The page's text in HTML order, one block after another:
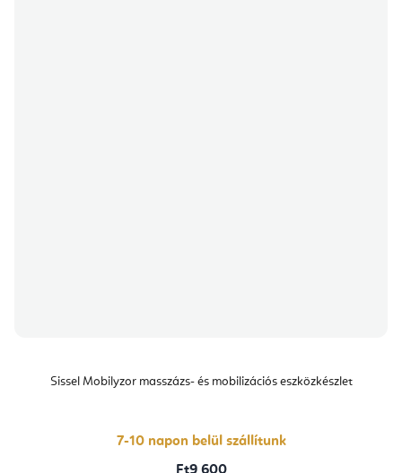
Sissel Mobilyzor masszázs- és mobilizációs eszközkészlet
7-10 napon belül szállítunk